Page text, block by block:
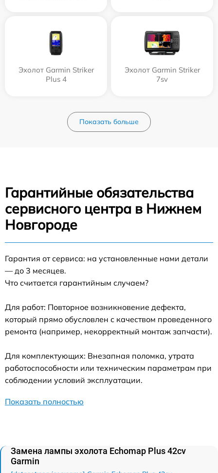
Эхолот Garmin Striker
Plus 4
Эхолот Garmin Striker
7sv
Показать больше
Гарантийные обязательства
сервисного центра в Нижнем
Новгороде
Гарантия от сервиса: на установленные нами детали
— до 3 месяцев.
Что считается гарантийным случаем?
Для работ: Повторное возникновение дефекта,
который прямо обусловлен с качеством проведенного
ремонта (например, некорректный монтаж запчасти).
Для комплектующих: Внезапная поломка, утрата
работоспособности или техническим параметрам при
соблюдении условий эксплуатации.
Показать полностью
Замена лампы эхолота Echomap Plus 42cv
Garmin